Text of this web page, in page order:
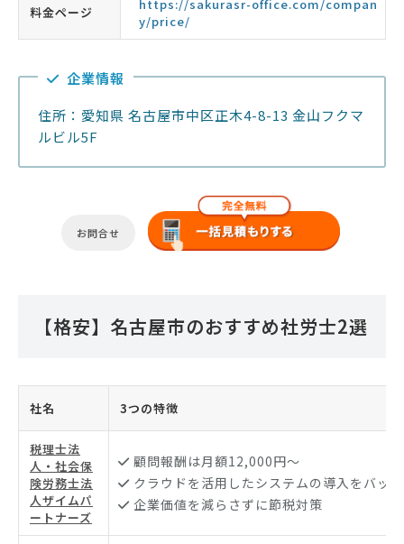
料金ページ
https://sakurasr-office.com/compan
y/price/
企業情報
住所：愛知県 名古屋市中区正木4-8-13 金山フクマ
ルビル5F
お問合せ
【格安】名古屋市のおすすめ社労士2選
社名 3つの特徴
税理士法
人・社会保
険労務士法
人ザイムパ
ートナーズ
顧問報酬は月額12,000円〜
クラウドを活用したシステムの導入をバッ
企業価値を減らさずに節税対策